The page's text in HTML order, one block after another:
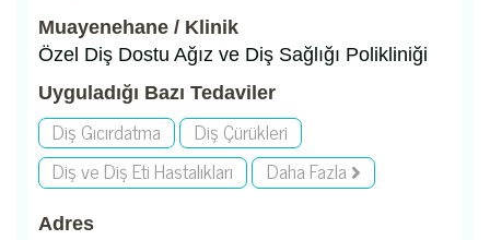
Muayenehane / Klinik
Özel Diş Dostu Ağız ve Diş Sağlığı Polikliniği
Uyguladığı Bazı Tedaviler
Diş Gıcırdatma
Diş Çürükleri
Diş ve Diş Eti Hastalıkları
Daha Fazla
Adres